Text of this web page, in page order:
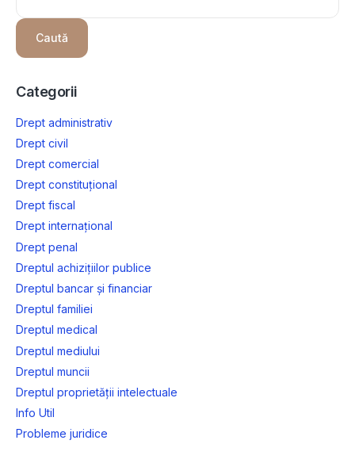
Caută
Categorii
Drept administrativ
Drept civil
Drept comercial
Drept constituțional
Drept fiscal
Drept internațional
Drept penal
Dreptul achizițiilor publice
Dreptul bancar și financiar
Dreptul familiei
Dreptul medical
Dreptul mediului
Dreptul muncii
Dreptul proprietății intelectuale
Info Util
Probleme juridice